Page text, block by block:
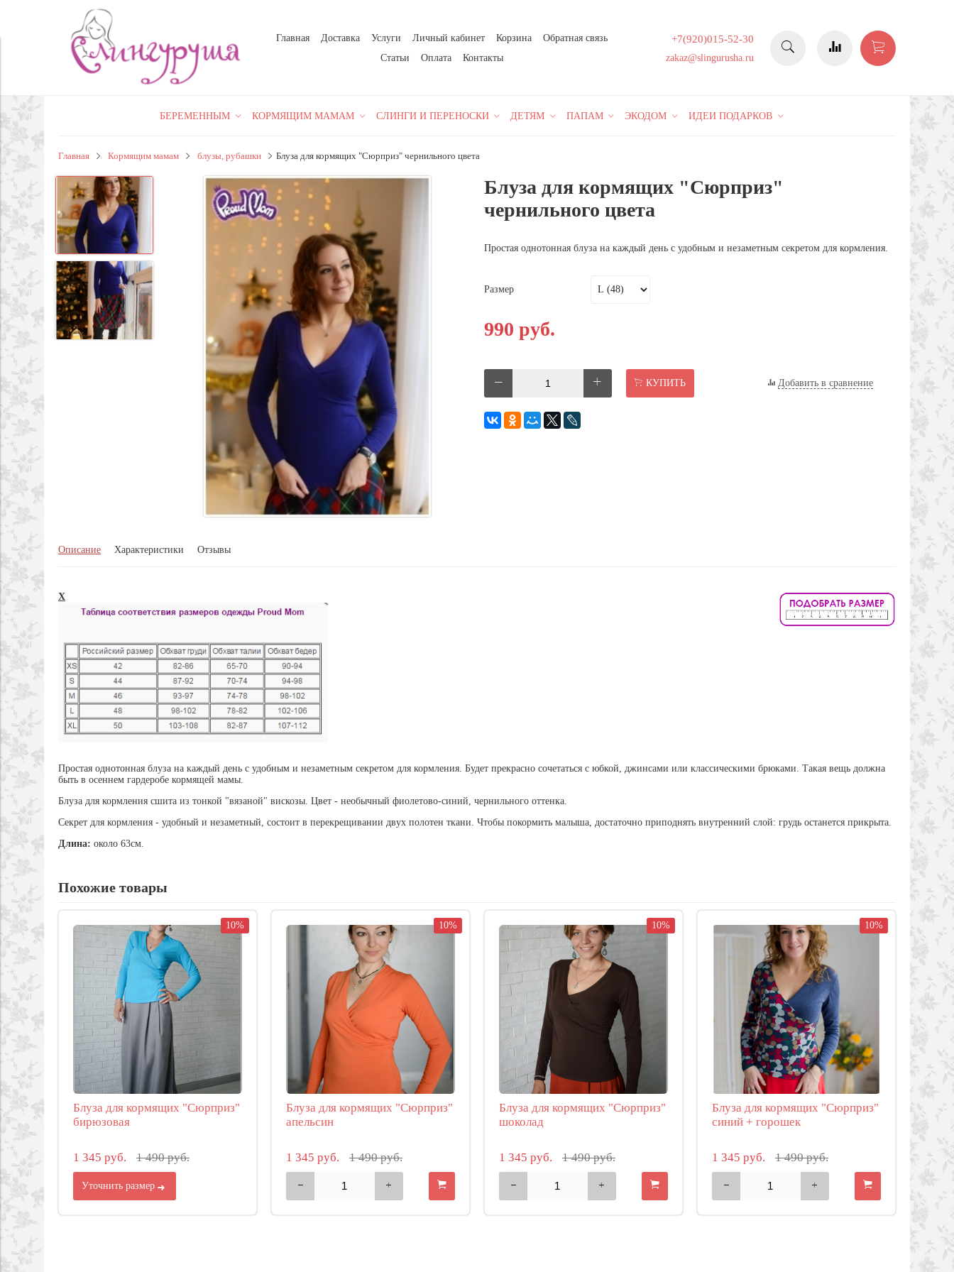
Главная Доставка Услуги Личный кабинет Корзина
Обратная связь
Статьи
Оплата Контакты
+7(920)015-52-30
zakaz@slingurusha.ru
БЕРЕМЕННЫМ КОРМЯЩИМ МАМАМ СЛИНГИ И ПЕРЕНОСКИ ДЕТЯМ ПАПАМ ЭКОДОМ ИДЕИ ПОДАРКОВ
Главная Кормящим мамам блузы, рубашки Блуза для кормящих "Сюрприз" чернильного цвета
Блуза для кормящих "Сюрприз"
чернильного цвета
Простая однотонная блуза на каждый день с удобным и незаметным секретом для кормления.
Размер
990 руб.
КУПИТЬ Добавить в сравнение
Описание Характеристики Отзывы
X
Простая однотонная блуза на каждый день с удобным и незаметным секретом для кормления. Будет прекрасно сочетаться с юбкой, джинсами или классическими брюками. Такая вещь должна
быть в осеннем гардеробе кормящей мамы.
Блуза для кормления сшита из тонкой "вязаной" вискозы. Цвет - необычный фиолетово-синий, чернильного оттенка.
Секрет для кормления - удобный и незаметный, состоит в перекрещивании двух полотен ткани. Чтобы покормить малыша, достаточно приподнять внутренний слой: грудь останется прикрыта.
Длина: около 63см.
Похожие товары
10%
Блуза для кормящих "Сюрприз"
бирюзовая
1 345 руб. 1 490 руб.
Уточнить размер
10%
Блуза для кормящих "Сюрприз"
апельсин
1 345 руб. 1 490 руб.
10%
Блуза для кормящих "Сюрприз"
шоколад
1 345 руб. 1 490 руб.
10%
Блуза для кормящих "Сюрприз"
синий + горошек
1 345 руб. 1 490 руб.